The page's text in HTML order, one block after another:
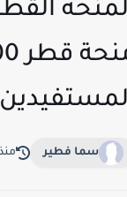
سما فطير منذ 5